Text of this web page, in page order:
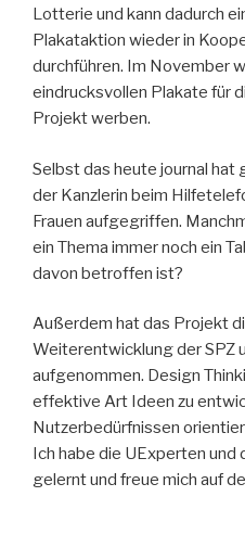
Lotterie und kann dadurch
Plakataktion wieder in
durchführen. Im November
eindrucksvollen Plakate für
Projekt werben.
Selbst das heute journal hat
der Kanzlerin beim
Frauen aufgegriffen.
ein Thema immer noch ein
davon betroffen ist?
Außerdem hat das Projekt
Weiterentwicklung der SPZ
aufgenommen. Design
effektive Art Ideen zu
Nutzerbedürfnissen
Ich habe die UExperten und
gelernt und freue mich auf